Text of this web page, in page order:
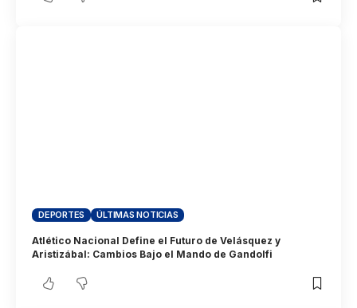
DEPORTES ÚLTIMAS NOTICIAS
Atlético Nacional Define el Futuro de Velásquez y
Aristizábal: Cambios Bajo el Mando de Gandolfi